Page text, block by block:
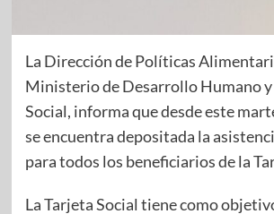
La Dirección de Políticas
Ministerio de Desarrollo Humano
Social, informa que desde este
se encuentra depositada la
para todos los beneficiarios de la
La Tarjeta Social tiene como